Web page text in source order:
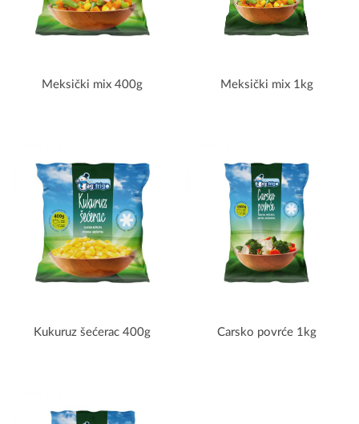
Meksički mix 400g Meksički mix 1kg
Kukuruz šećerac 400g Carsko povrće 1kg